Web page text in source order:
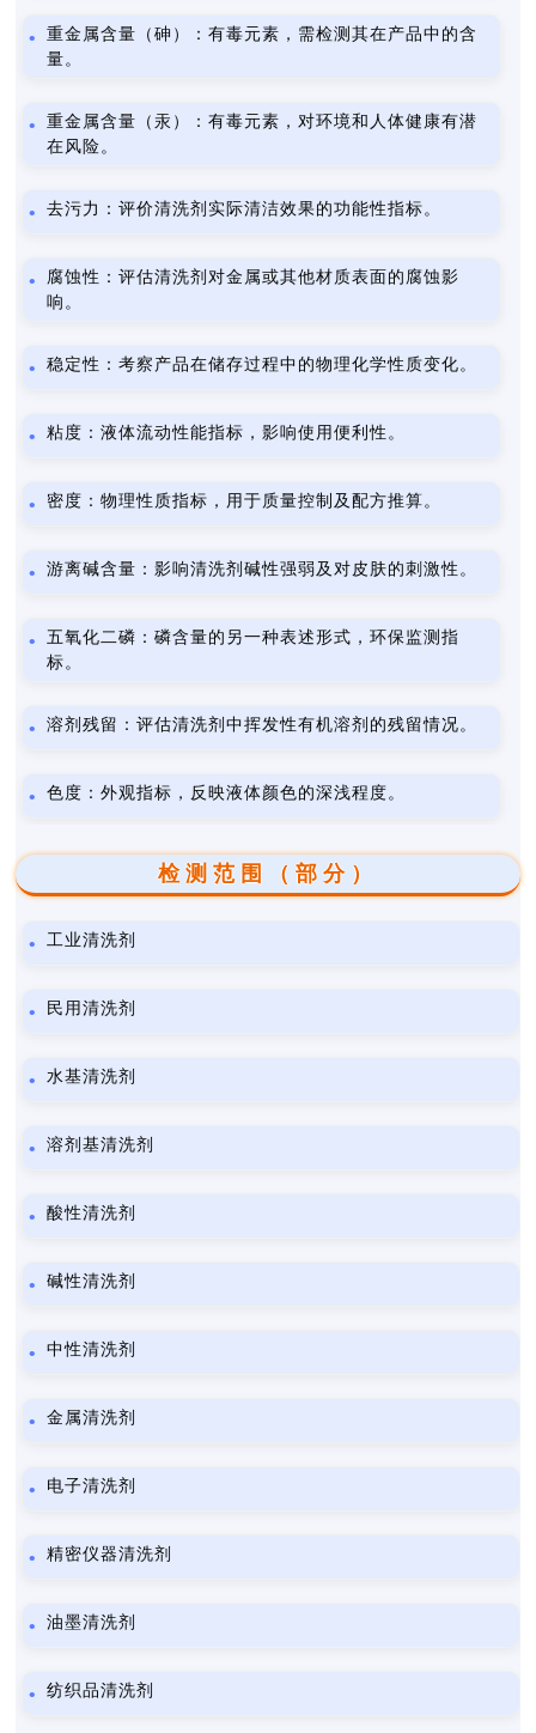
重金属含量（砷）：有毒元素，需检测其在产品中的含
量。
重金属含量（汞）：有毒元素，对环境和人体健康有潜
在风险。
去污力：评价清洗剂实际清洁效果的功能性指标。
腐蚀性：评估清洗剂对金属或其他材质表面的腐蚀影
响。
稳定性：考察产品在储存过程中的物理化学性质变化。
粘度：液体流动性能指标，影响使用便利性。
密度：物理性质指标，用于质量控制及配方推算。
游离碱含量：影响清洗剂碱性强弱及对皮肤的刺激性。
五氧化二磷：磷含量的另一种表述形式，环保监测指
标。
溶剂残留：评估清洗剂中挥发性有机溶剂的残留情况。
色度：外观指标，反映液体颜色的深浅程度。
检测范围（部分）
工业清洗剂
民用清洗剂
水基清洗剂
溶剂基清洗剂
酸性清洗剂
碱性清洗剂
中性清洗剂
金属清洗剂
电子清洗剂
精密仪器清洗剂
油墨清洗剂
纺织品清洗剂